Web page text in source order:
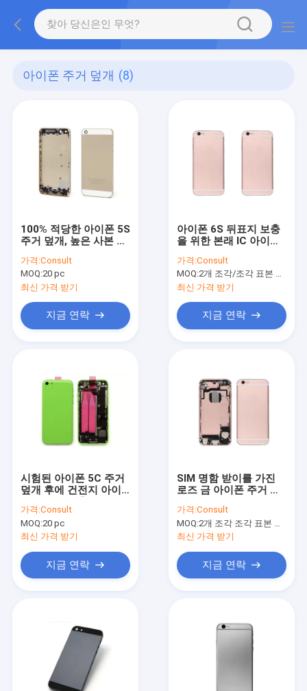
아이폰 주거 덮개 (8)
100% 적당한 아이폰 5S
주거 덮개, 높은 사본 금
가격:Consult
MOQ:20 pc
최신 가격 받기
지금 연락
아이폰 6S 뒤표지 보충
을 위한 본래 IC 아이폰
가격:Consult
MOQ:2개 조각/조각 표본 순서는 받아들입니다 (Min. Order)
최신 가격 받기
지금 연락
시험된 아이폰 5C 주거
덮개 후에 건전지 아이
가격:Consult
MOQ:20 pc
최신 가격 받기
지금 연락
SIM 명함 받이를 가진
로즈 금 아이폰 주거 덮
부분
가격:Consult
MOQ:2개 조각 조각 표본 순서는 받아들입니다 (Min. Order)
최신 가격 받기
지금 연락